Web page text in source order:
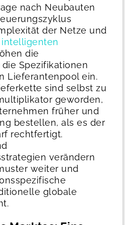
nach Neubauten
der Netze und
intelligenten
die
Spezifikationen
Lieferantenpool ein.
sind selbst zu
geworden,
früher und
bestellen, als es der
rechtfertigt.
verändern
weiter und
globale